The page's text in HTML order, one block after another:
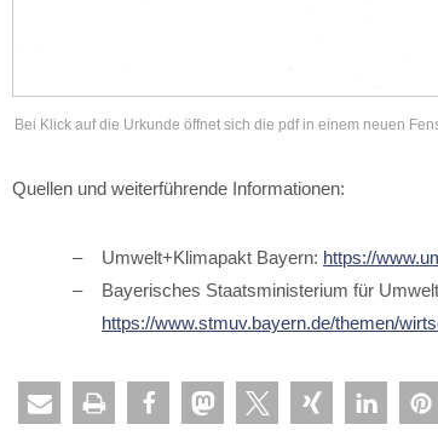
Bei Klick auf die Urkunde öffnet sich die pdf in einem neuen
Quellen und weiterführende Informationen:
Umwelt+Klimapakt Bayern: https://
Bayerisches Staatsministerium für
https://www.stmuv.bayern.de/themen/